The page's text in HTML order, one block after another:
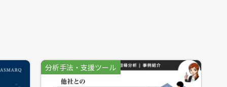
低価格帯を売りとすることもあるかと思い
分析手法・支援ツール